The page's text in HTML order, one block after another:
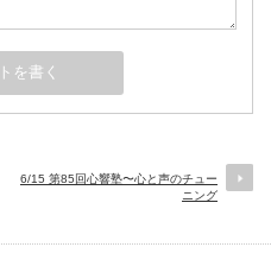
6/15 第85回心響塾〜心と声のチュー
ニング